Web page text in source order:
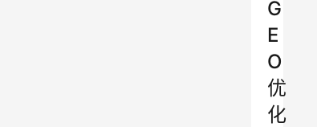
G
E
O
优
化